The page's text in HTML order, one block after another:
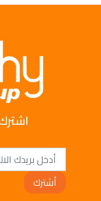
أشترك